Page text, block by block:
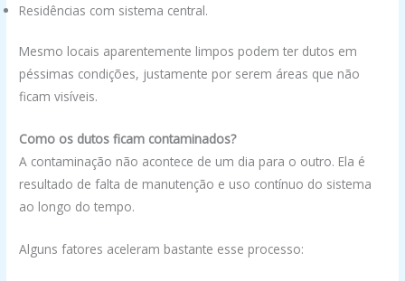
Residências com sistema central.
Mesmo locais aparentemente limpos podem ter dutos em
péssimas condições, justamente por serem áreas que não
ficam visíveis.
Como os dutos ficam contaminados?
A contaminação não acontece de um dia para o outro. Ela é
resultado de falta de manutenção e uso contínuo do sistema
ao longo do tempo.
Alguns fatores aceleram bastante esse processo: